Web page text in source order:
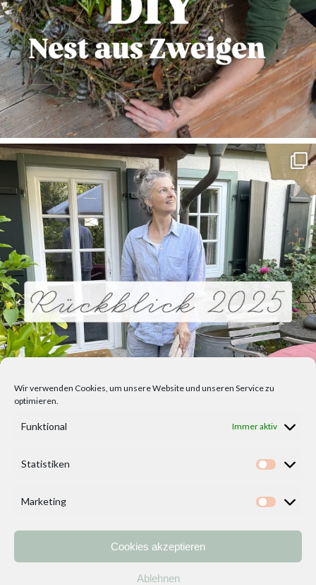
Wir verwenden Cookies, um unsere Website und unseren Service zu
optimieren.
Funktional Immer aktiv
Statistiken
Marketing
Cookies akzeptieren
Ablehnen
Kontakt